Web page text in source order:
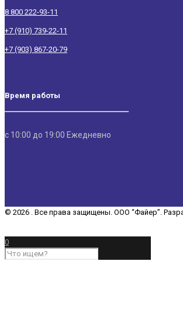
8 800 222-93-11
+7 (910) 739-22-11
+7 (903) 867-20-79
Время работы
с 10:00 до 19:00 Ежедневно
© 2026 . Все права защищены. ООО “Файер”.
0